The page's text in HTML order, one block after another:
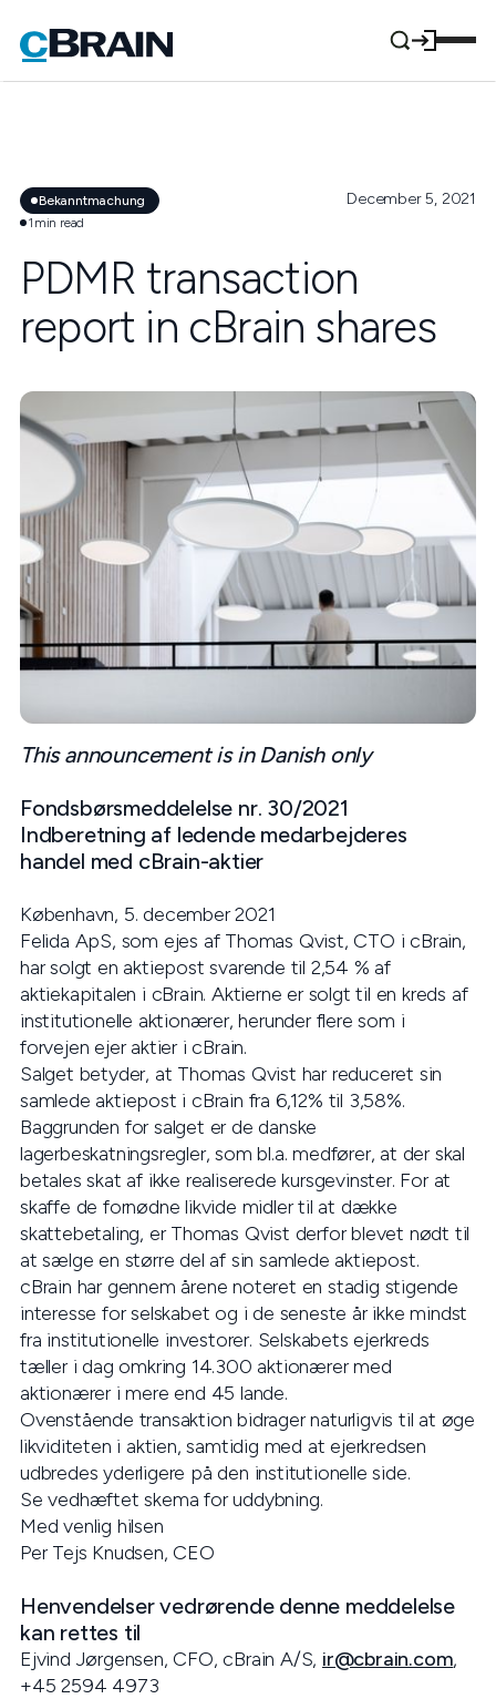
Bekanntmachung
1 min read
December 5, 2021
PDMR transaction
report in cBrain shares
This announcement is in Danish only
Fondsbørsmeddelelse nr. 30/2021
Indberetning af ledende medarbejderes
handel med cBrain-aktier
København, 5. december 2021
Felida ApS, som ejes af Thomas Qvist, CTO i cBrain,
har solgt en aktiepost svarende til 2,54 % af
aktiekapitalen i cBrain. Aktierne er solgt til en kreds af
institutionelle aktionærer, herunder flere som i
forvejen ejer aktier i cBrain.
Salget betyder, at Thomas Qvist har reduceret sin
samlede aktiepost i cBrain fra 6,12% til 3,58%.
Baggrunden for salget er de danske
lagerbeskatningsregler, som bl.a. medfører, at der skal
betales skat af ikke realiserede kursgevinster. For at
skaffe de fornødne likvide midler til at dække
skattebetaling, er Thomas Qvist derfor blevet nødt til
at sælge en større del af sin samlede aktiepost.
cBrain har gennem årene noteret en stadig stigende
interesse for selskabet og i de seneste år ikke mindst
fra institutionelle investorer. Selskabets ejerkreds
tæller i dag omkring 14.300 aktionærer med
aktionærer i mere end 45 lande.
Ovenstående transaktion bidrager naturligvis til at øge
likviditeten i aktien, samtidig med at ejerkredsen
udbredes yderligere på den institutionelle side.
Se vedhæftet skema for uddybning.
Med venlig hilsen
Per Tejs Knudsen, CEO
Henvendelser vedrørende denne meddelelse
kan rettes til
Ejvind Jørgensen, CFO, cBrain A/S, ir@cbrain.com,
+45 2594 4973